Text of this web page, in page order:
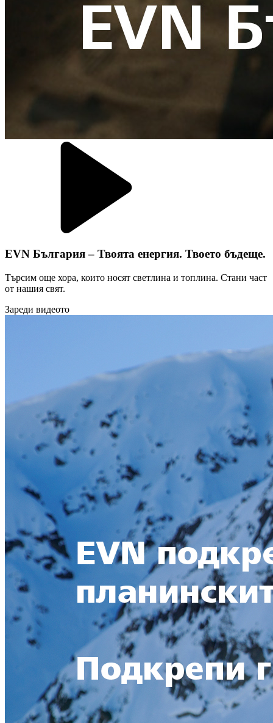
EVN България – Твоята енергия. Твоето бъдеще.
Търсим още хора, които носят светлина и топлина. Стани част
от нашия свят.
Зареди видеото